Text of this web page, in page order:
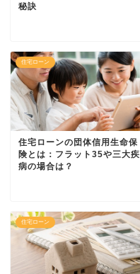
秘訣
住宅ローン
住宅ローンの団体信用生命保
険とは：フラット35や三大疾
病の場合は？
住宅ローン